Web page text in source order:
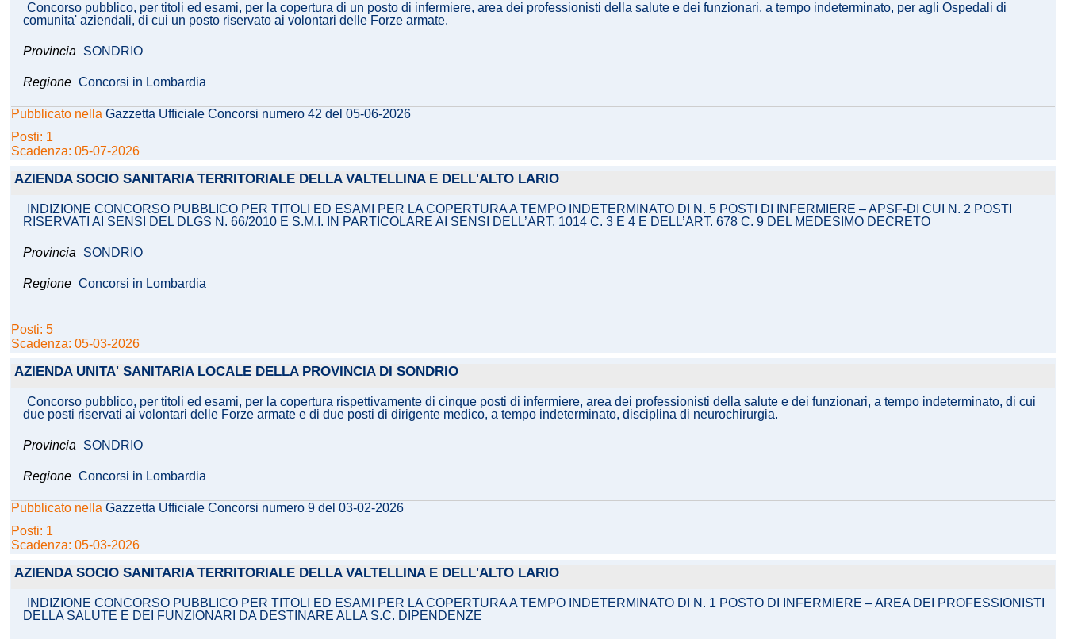
Concorso pubblico, per titoli ed esami, per la copertura di un posto di infermiere, area dei professionisti della salute e dei funzionari, a tempo indeterminato, per agli Ospedali di
comunita' aziendali, di cui un posto riservato ai volontari delle Forze armate.
Provincia SONDRIO
Regione Concorsi in Lombardia
Pubblicato nella Gazzetta Ufficiale Concorsi numero 42 del 05-06-2026
Posti: 1
Scadenza: 05-07-2026
AZIENDA SOCIO SANITARIA TERRITORIALE DELLA VALTELLINA E DELL'ALTO LARIO
INDIZIONE CONCORSO PUBBLICO PER TITOLI ED ESAMI PER LA COPERTURA A TEMPO INDETERMINATO DI N. 5 POSTI DI INFERMIERE – APSF-DI CUI N. 2 POSTI
RISERVATI AI SENSI DEL DLGS N. 66/2010 E S.M.I. IN PARTICOLARE AI SENSI DELL’ART. 1014 C. 3 E 4 E DELL’ART. 678 C. 9 DEL MEDESIMO DECRETO
Provincia SONDRIO
Regione Concorsi in Lombardia
Posti: 5
Scadenza: 05-03-2026
AZIENDA UNITA' SANITARIA LOCALE DELLA PROVINCIA DI SONDRIO
Concorso pubblico, per titoli ed esami, per la copertura rispettivamente di cinque posti di infermiere, area dei professionisti della salute e dei funzionari, a tempo indeterminato, di cui
due posti riservati ai volontari delle Forze armate e di due posti di dirigente medico, a tempo indeterminato, disciplina di neurochirurgia.
Provincia SONDRIO
Regione Concorsi in Lombardia
Pubblicato nella Gazzetta Ufficiale Concorsi numero 9 del 03-02-2026
Posti: 1
Scadenza: 05-03-2026
AZIENDA SOCIO SANITARIA TERRITORIALE DELLA VALTELLINA E DELL'ALTO LARIO
INDIZIONE CONCORSO PUBBLICO PER TITOLI ED ESAMI PER LA COPERTURA A TEMPO INDETERMINATO DI N. 1 POSTO DI INFERMIERE – AREA DEI PROFESSIONISTI
DELLA SALUTE E DEI FUNZIONARI DA DESTINARE ALLA S.C. DIPENDENZE